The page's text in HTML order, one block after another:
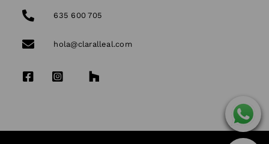
635 600 705
hola@claralleal.com